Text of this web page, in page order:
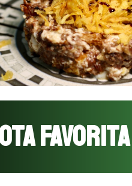
favorita